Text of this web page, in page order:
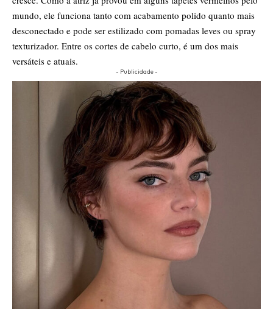
mundo, ele funciona tanto com acabamento polido quanto mais
desconectado e pode ser estilizado com pomadas leves ou spray
texturizador. Entre os cortes de cabelo curto, é um dos mais
versáteis e atuais.
- Publicidade -